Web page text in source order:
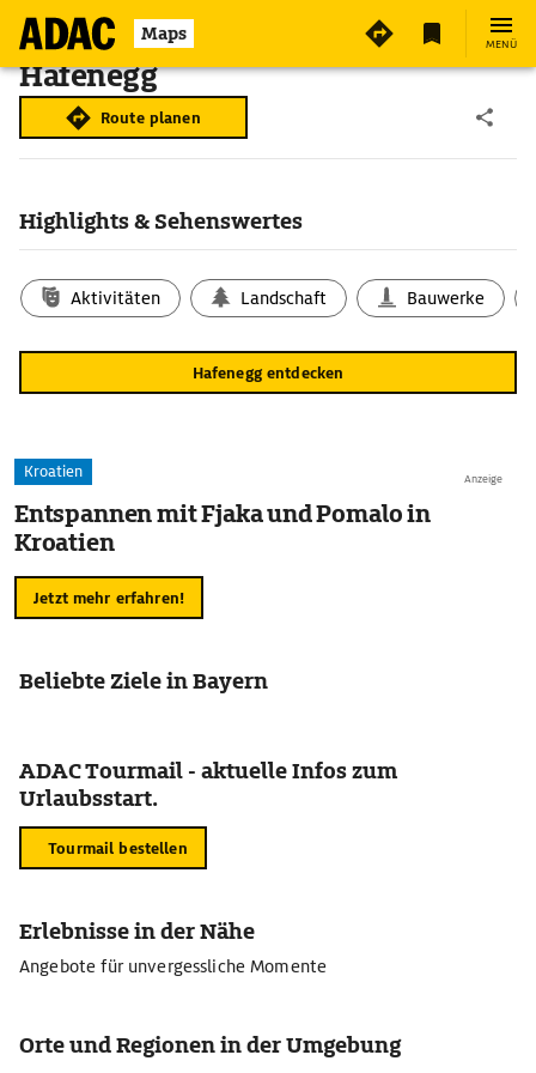
Maps MENÜ
Hafenegg
Route planen
Highlights & Sehenswertes
Aktivitäten Landschaft Bauwerke
Hafenegg entdecken
Anzeige
Kroatien
Entspannen mit Fjaka und Pomalo in
Kroatien
Jetzt mehr erfahren!
Beliebte Ziele in Bayern
ADAC Tourmail - aktuelle Infos zum
Urlaubsstart.
Tourmail bestellen
Erlebnisse in der Nähe
Angebote für unvergessliche Momente
Orte und Regionen in der Umgebung